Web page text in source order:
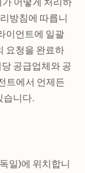
방침에 따릅니
이언트에 일괄
요청을 완료하
공급업체와 공
트에서 언제든
습니다.
일)에 위치합니